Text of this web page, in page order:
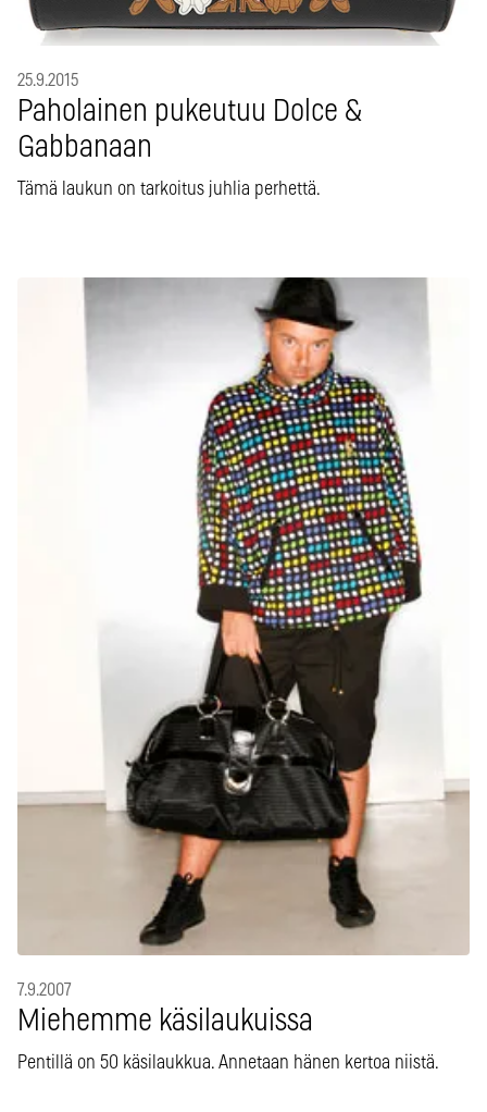
25.9.2015
Paholainen pukeutuu Dolce &
Gabbanaan
Tämä laukun on tarkoitus juhlia perhettä.
7.9.2007
Miehemme käsilaukuissa
Pentillä on 50 käsilaukkua. Annetaan hänen kertoa niistä.